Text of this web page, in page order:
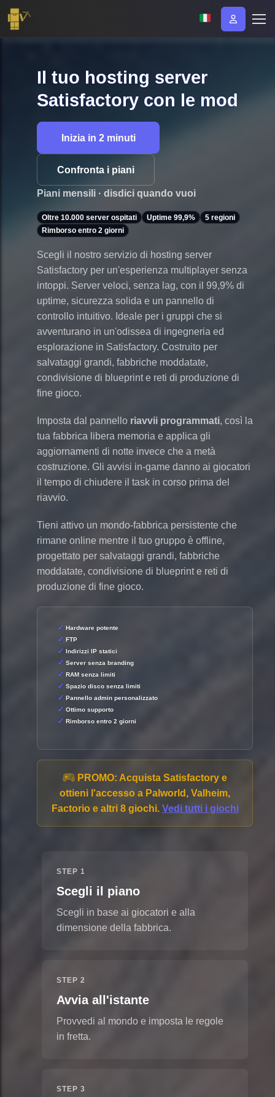
Il tuo hosting server
Satisfactory con le mod
Inizia in 2 minuti
Confronta i piani
Piani mensili · disdici quando vuoi
Oltre 10.000 server ospitati Uptime 99,9%
5 regioni
Rimborso entro 2 giorni
Scegli il nostro servizio di hosting server
Satisfactory per un'esperienza multiplayer senza
intoppi. Server veloci, senza lag, con il 99,9% di
uptime, sicurezza solida e un pannello di
controllo intuitivo. Ideale per i gruppi che si
avventurano in un'odissea di ingegneria ed
esplorazione in Satisfactory. Costruito per
salvataggi grandi, fabbriche moddatate,
condivisione di blueprint e reti di produzione di
fine gioco.
Imposta dal pannello riavvii programmati, così la
tua fabbrica libera memoria e applica gli
aggiornamenti di notte invece che a metà
costruzione. Gli avvisi in-game danno ai giocatori
il tempo di chiudere il task in corso prima del
riavvio.
Tieni attivo un mondo-fabbrica persistente che
rimane online mentre il tuo gruppo è offline,
progettato per salvataggi grandi, fabbriche
moddatate, condivisione di blueprint e reti di
produzione di fine gioco.
Hardware potente
FTP
Indirizzi IP statici
Server senza branding
RAM senza limiti
Spazio disco senza limiti
Pannello admin personalizzato
Ottimo supporto
Rimborso entro 2 giorni
PROMO: Acquista Satisfactory e
ottieni l'accesso a Palworld, Valheim,
Factorio e altri 8 giochi. Vedi tutti i giochi
STEP 1
Scegli il piano
Scegli in base ai giocatori e alla
dimensione della fabbrica.
STEP 2
Avvia all'istante
Provvedi al mondo e imposta le regole
in fretta.
STEP 3